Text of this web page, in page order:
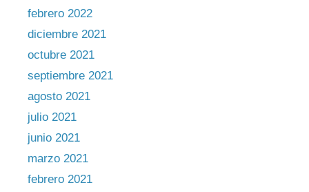
febrero 2022
diciembre 2021
octubre 2021
septiembre 2021
agosto 2021
julio 2021
junio 2021
marzo 2021
febrero 2021